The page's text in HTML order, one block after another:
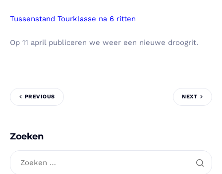
Tussenstand Tourklasse na 6 ritten
Op 11 april publiceren we weer een nieuwe droogrit.
PREVIOUS NEXT
Zoeken